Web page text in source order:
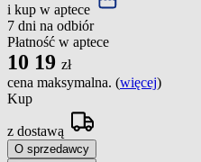
i kup w aptece
7 dni na odbiór
Płatność w aptece
10 19 zł
cena maksymalna. (więcej)
Kup
z dostawą
O sprzedawcy